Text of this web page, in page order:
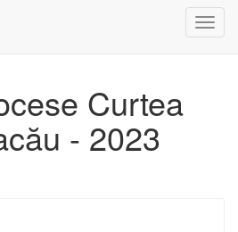
Curtea
- 2023